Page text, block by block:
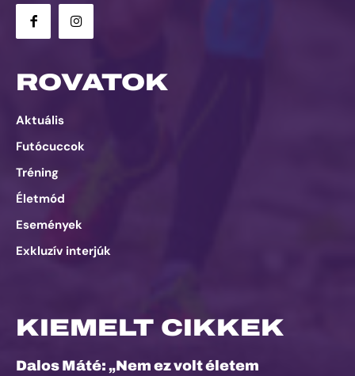
ROVATOK
Aktuális
Futócuccok
Tréning
Életmód
Események
Exkluzív interjúk
KIEMELT CIKKEK
Dalos Máté: „Nem ez volt életem